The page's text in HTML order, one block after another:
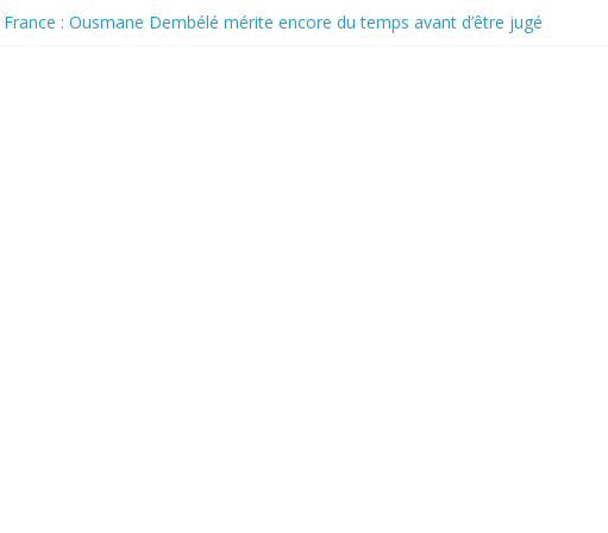
France : Ousmane Dembélé mérite encore du temps avant d’être jugé